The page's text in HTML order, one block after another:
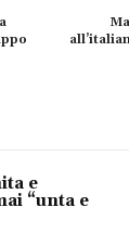
e
“unta e